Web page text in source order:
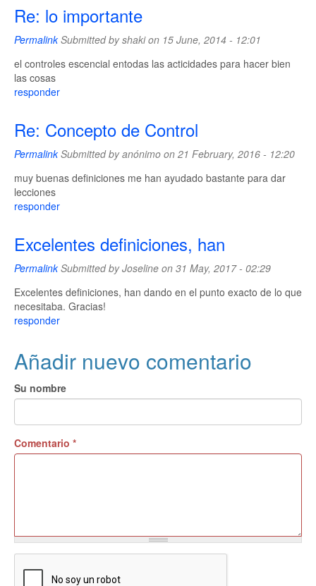
Re: lo importante
PermalinkSubmitted byshakion 15 June, 2014 - 12:01
el controles escencial entodas las acticidades para hacer bien
las cosas
responder
Re: Concepto de Control
PermalinkSubmitted byanónimo on 21 February, 2016 - 12:20
muy buenas definiciones me han ayudado bastante para dar
lecciones
responder
Excelentes definiciones, han
PermalinkSubmitted byJoseline on 31 May, 2017 - 02:29
Excelentes definiciones, han dando en el punto exacto de lo que
necesitaba. Gracias!
responder
Añadir nuevo comentario
Su nombre
Comentario *